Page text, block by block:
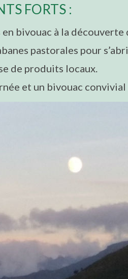
FORTS :
bivouac à la découverte
pastorales pour
de produits locaux.
et un bivouac